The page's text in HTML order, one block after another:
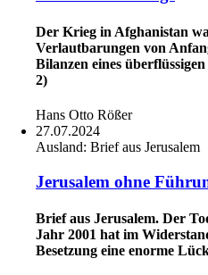
Der Krieg in Afghanistan
Verlautbarungen von
Bilanzen eines
2)
Hans Otto Rößer
27.07.2024
Ausland: Brief aus Jerusalem
Jerusalem ohne
Brief aus Jerusalem. Der
Jahr 2001 hat im
Besetzung eine enorme